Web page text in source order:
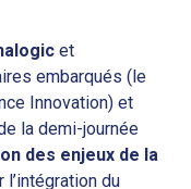
et
embarqués (le
Innovation) et
la demi-journée
des enjeux de la
l’intégration du